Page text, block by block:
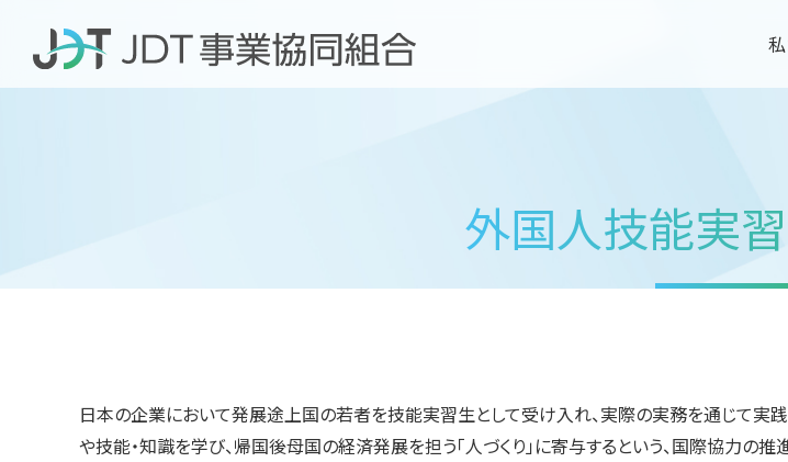
外国人技能実
日本の企業において発展途上国の若者を技能実習生として受け入れ、実際の実務を通じて実
や技能・知識を学び、帰国後母国の経済発展を担う「人づくり」に寄与するという、国際協力の推